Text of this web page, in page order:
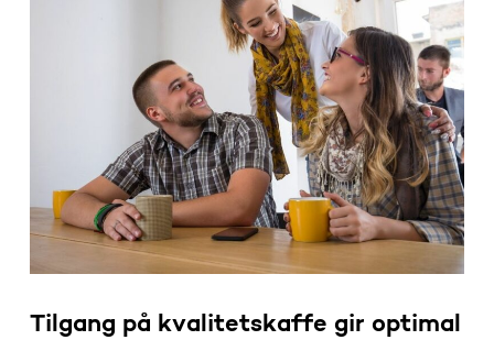
Tilgang på kvalitetskaffe gir optimal